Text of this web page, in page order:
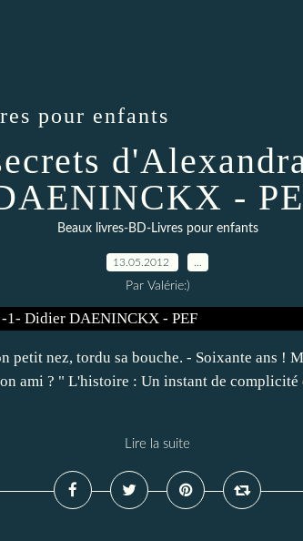
pour enfants
-
Beaux livres-BD-Livres pour enfants
13.05.2012
Par Valérie:)
petit nez, tordu sa bouche. - Soixante ans !
ami ? " L'histoire : Un instant de
Lire la suite